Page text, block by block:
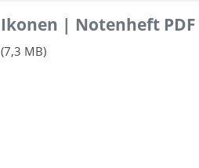
Ikonen | Notenheft
(7,3 MB)